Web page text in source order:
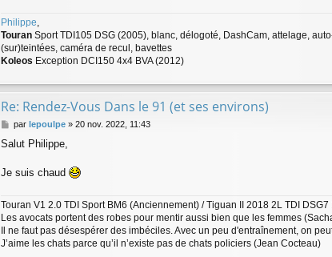
Philippe
Touran Sport TDI105 DSG (2005), blanc, délogoté, DashCam, attelage,
(sur)teintées, caméra de recul, bavettes
Koleos Exception DCI150 4x4 BVA (2012)
Re: Rendez-Vous Dans le 91 (et ses environs)
M
s
a
par lepoulpe» 20 nov. 2022, 11:43
Salut Philippe,
Je suis chaud
Touran V1 2.0 TDI Sport BM6 (Anciennement) / Tiguan II 2018 2L TDI
Les avocats portent des robes pour mentir aussi bien que les femmes
Il ne faut pas désespérer des imbéciles. Avec un peu d'entraînement, on
J’aime les chats parce qu’il n’existe pas de chats policiers (Jean Cocteau)